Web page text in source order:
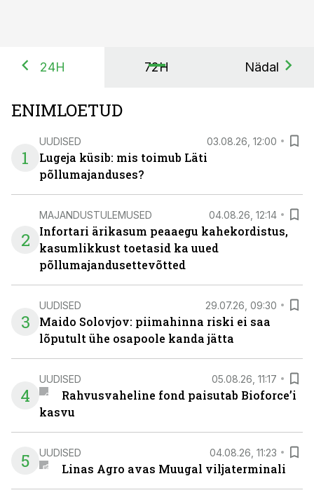
24H 72H Nädal
ENIMLOETUD
1
UUDISED 03.08.26, 12:00
Lugeja küsib: mis toimub Läti
põllumajanduses?
2
MAJANDUSTULEMUSED 04.08.26, 12:14
Infortari ärikasum peaaegu kahekordistus,
kasumlikkust toetasid ka uued
põllumajandusettevõtted
3
UUDISED 29.07.26, 09:30
Maido Solovjov: piimahinna riski ei saa
lõputult ühe osapoole kanda jätta
4
UUDISED 05.08.26, 11:17
Rahvusvaheline fond paisutab Bioforce’i
kasvu
5 UUDISED 04.08.26, 11:23
Linas Agro avas Muugal viljaterminali